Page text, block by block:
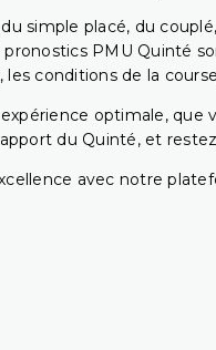
simple placé, du
PMU Quinté
les conditions de la
optimale,
du Quinté, et
avec notre